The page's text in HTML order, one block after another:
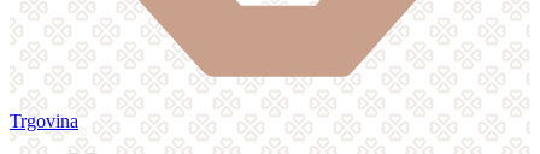
Trgovina